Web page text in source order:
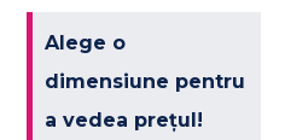
Alege o
dimensiune pentru
a vedea prețul!